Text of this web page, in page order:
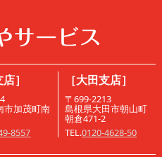
］
市加茂町南
8557
［大田支店］
〒699-2213
島根県大田市朝山町
朝倉471-2
TEL.0120-4628-50